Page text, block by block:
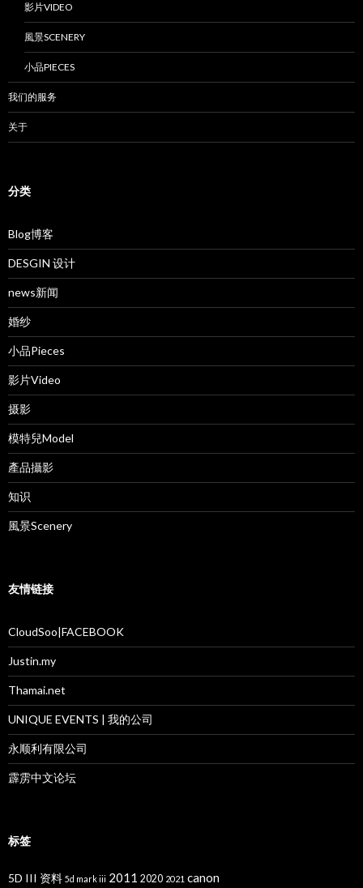
影片VIDEO
風景SCENERY
小品PIECES
我们的服务
关于
分类
Blog博客
DESGIN 设计
news新闻
婚纱
小品Pieces
影片Video
摄影
模特兒Model
產品攝影
知识
風景Scenery
友情链接
CloudSoo|FACEBOOK
Justin.my
Thamai.net
UNIQUE EVENTS | 我的公司
永顺利有限公司
霹雳中文论坛
标签
5D III 资料 5d mark iii 2011 2020 2021 canon